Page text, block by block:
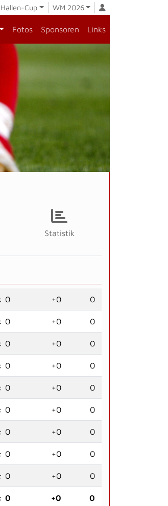
Cup WM 2026
Fotos Sponsoren Links
Statistik
: 0 +0 0
: 0 +0 0
: 0 +0 0
: 0 +0 0
: 0 +0 0
: 0 +0 0
: 0 +0 0
: 0 +0 0
: 0 +0 0
: 0 +0 0